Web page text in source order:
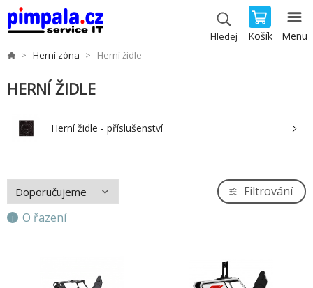
Hledej Košík Menu
Herní zóna Herní židle
HERNÍ ŽIDLE
Herní židle - příslušenství
O řazení
Filtrování